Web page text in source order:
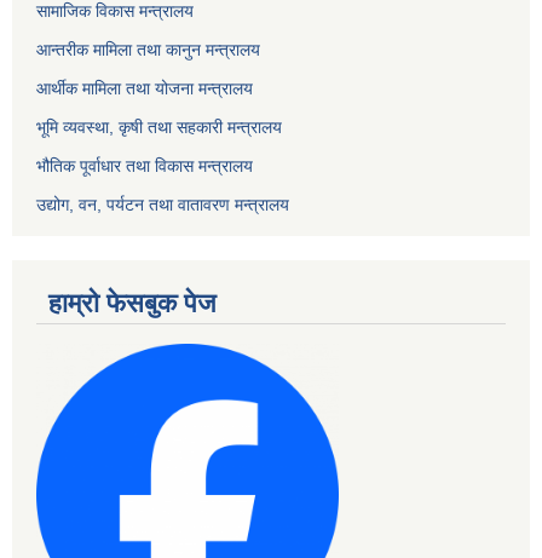
सामाजिक विकास मन्त्रालय
आन्तरीक मामिला तथा कानुन मन्त्रालय
आर्थीक मामिला तथा योजना मन्त्रालय
भूमि व्यवस्था, कृषी तथा सहकारी मन्त्रालय
भौतिक पूर्वाधार तथा विकास मन्त्रालय
उद्योग, वन, पर्यटन तथा वातावरण मन्त्रालय
हाम्रो फेसबुक पेज